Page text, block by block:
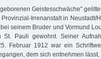
Geistesschwäche"
Irrenanstalt in Neustadt/
seinem Bruder und Vormund
St. Pauli gewohnt. Seiner
Februar 1912 war ein
dem sich entnehmen